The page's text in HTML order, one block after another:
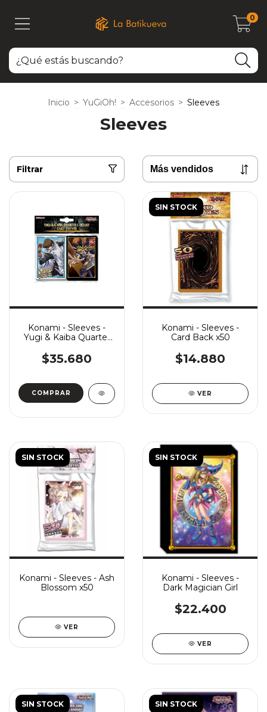
0
Inicio > YuGiOh! > Accesorios > Sleeves
Sleeves
Filtrar
Konami - Sleeves -
Yugi & Kaiba Quarter
$35.680
SIN STOCK
Konami - Sleeves -
Card Back x50
$14.880
VER
SIN STOCK
Konami - Sleeves - Ash
Blossom x50
VER
SIN STOCK
Konami - Sleeves -
Dark Magician Girl
$22.400
VER
SIN STOCK SIN STOCK